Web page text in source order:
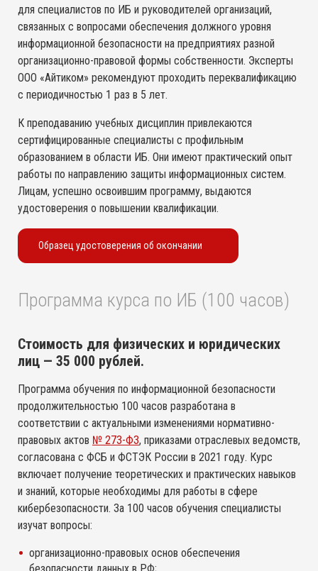
для специалистов по ИБ и руководителей организаций,
связанных с вопросами обеспечения должного уровня
информационной безопасности на предприятиях разной
организационно-правовой формы собственности. Эксперты
ООО «Айтиком» рекомендуют проходить переквалификацию
с периодичностью 1 раз в 5 лет.
К преподаванию учебных дисциплин привлекаются
сертифицированные специалисты с профильным
образованием в области ИБ. Они имеют практический опыт
работы по направлению защиты информационных систем.
Лицам, успешно освоившим программу, выдаются
удостоверения о повышении квалификации.
Образец удостоверения об окончании
Программа курса по ИБ (100 часов)
Стоимость для физических и юридических
лиц — 35 000 рублей.
Программа обучения по информационной безопасности
продолжительностью 100 часов разработана в
соответствии с актуальными изменениями нормативно-
правовых актов № 273-ФЗ, приказами отраслевых ведомств,
согласована с ФСБ и ФСТЭК России в 2021 году. Курс
включает получение теоретических и практических навыков
и знаний, которые необходимы для работы в сфере
кибербезопасности. За 100 часов обучения специалисты
изучат вопросы:
организационно-правовых основ обеспечения
безопасности данных в РФ;
Соглашаюсь сполитикой конфиденциальности
порядком обработкиперсональных данных
Соглашаюсь наполучение уведомленийо сроках
окончания сертификатов, лицензий, подписок, акций
и специальных предложений.
Alternative:
Соглашаюсь сполитикой конфиденциальности
порядком обработкиперсональных данных
Соглашаюсь наполучение уведомленийо сроках
окончания сертификатов, лицензий, подписок, акций
и специальных предложений.
Alternative:
Соглашаюсь сполитикой конфиденциальности
порядком обработкиперсональных данных
Соглашаюсь наполучение уведомленийо сроках
окончания сертификатов, лицензий, подписок, акций
и специальных предложений.
Alternative:
Соглашаюсь сполитикой конфиденциальности
порядком обработкиперсональных данных
окончания сертификатов, лицензий, подписок, акций
и специальных предложений.
Alternative:
Соглашаюсь сполитикой конфиденциальности
порядком обработки
Соглашаюсь на получение уведомленийо сроках
окончания сертификатов, лицензий, подписок, акций
и специальных предложений.
Alternative:
Соглашаюсь сполитикой конфиденциальностии
порядком обработки персональных данных
Соглашаюсь на
и специальных предложений.